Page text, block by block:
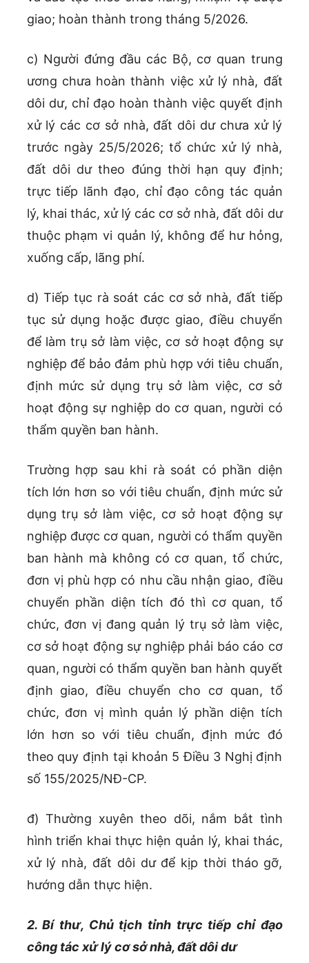
giao; hoàn thành trong tháng 5/2026.
c) Người đứng đầu các Bộ, cơ quan trung
ương chưa hoàn thành việc xử lý nhà, đất
dôi dư, chỉ đạo hoàn thành việc quyết định
xử lý các cơ sở nhà, đất dôi dư chưa xử lý
trước ngày 25/5/2026; tổ chức xử lý nhà,
đất dôi dư theo đúng thời hạn quy định;
trực tiếp lãnh đạo, chỉ đạo công tác quản
lý, khai thác, xử lý các cơ sở nhà, đất dôi dư
thuộc phạm vi quản lý, không để hư hỏng,
xuống cấp, lãng phí.
d) Tiếp tục rà soát các cơ sở nhà, đất tiếp
tục sử dụng hoặc được giao, điều chuyển
để làm trụ sở làm việc, cơ sở hoạt động sự
nghiệp để bảo đảm phù hợp với tiêu chuẩn,
định mức sử dụng trụ sở làm việc, cơ sở
hoạt động sự nghiệp do cơ quan, người có
thẩm quyền ban hành.
Trường hợp sau khi rà soát có phần diện
tích lớn hơn so với tiêu chuẩn, định mức sử
dụng trụ sở làm việc, cơ sở hoạt động sự
nghiệp được cơ quan, người có thẩm quyền
ban hành mà không có cơ quan, tổ chức,
đơn vị phù hợp có nhu cầu nhận giao, điều
chuyển phần diện tích đó thì cơ quan, tổ
chức, đơn vị đang quản lý trụ sở làm việc,
cơ sở hoạt động sự nghiệp phải báo cáo cơ
quan, người có thẩm quyền ban hành quyết
định giao, điều chuyển cho cơ quan, tổ
chức, đơn vị mình quản lý phần diện tích
lớn hơn so với tiêu chuẩn, định mức đó
theo quy định tại khoản 5 Điều 3 Nghị định
số 155/2025/NĐ-CP.
đ) Thường xuyên theo dõi, nắm bắt tình
hình triển khai thực hiện quản lý, khai thác,
xử lý nhà, đất dôi dư để kịp thời tháo gỡ,
hướng dẫn thực hiện.
2. Bí thư, Chủ tịch tỉnh trực tiếp chỉ đạo
công tác xử lý cơ sở nhà, đất dôi dư